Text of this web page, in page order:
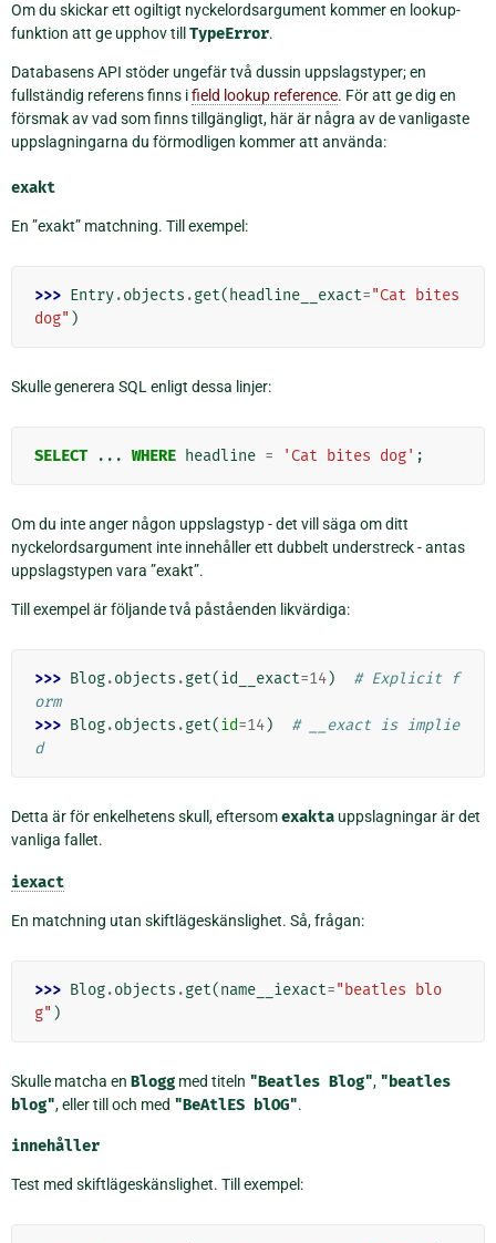
Om du skickar ett ogiltigt nyckelordsargument kommer en lookup-
funktion att ge upphov till TypeError.
Databasens API stöder ungefär två dussin uppslagstyper; en
fullständig referens finns ifield lookup reference. För att ge dig en
försmak av vad som finns tillgängligt, här är några av de vanligaste
uppslagningarna du förmodligen kommer att använda:
exakt
En ”exakt” matchning. Till exempel:
>>> Entry.objects .get( headline__exact="Cat bites
dog" )
Skulle generera SQL enligt dessa linjer:
SELECT ... WHERE headline = 'Cat bites dog' ;
Om du inte anger någon uppslagstyp - det vill säga om ditt
nyckelordsargument inte innehåller ett dubbelt understreck - antas
uppslagstypen vara ”exakt”.
Till exempel är följande två påståenden likvärdiga:
>>> Blog.objects .get(id__exact=14)
# Explicit f
orm
>>> Blog.objects .get(id=14)
# __exact is implie
d
Detta är för enkelhetens skull, eftersomexakta uppslagningar är det
vanliga fallet.
iexact
En matchning utan skiftlägeskänslighet. Så, frågan:
>>> Blog.objects .get(name__iexact="beatles blo
g" )
Skulle matcha en Blogg med titeln "Beatles Blog", "beatles
blog", eller till och med "BeAtlES blOG".
innehåller
Test med skiftlägeskänslighet. Till exempel: